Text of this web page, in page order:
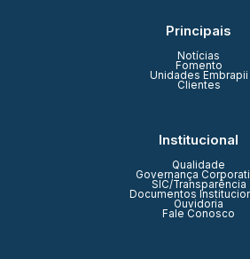
Principais
Notícias
Fomento
Unidades Embrapii
Clientes
Institucional
Qualidade
Governança
SIC/Transparência
Documentos
Ouvidoria
Fale Conosco